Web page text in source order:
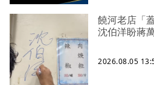
饒河老店「
沈伯洋盼蔣
2026.08.05